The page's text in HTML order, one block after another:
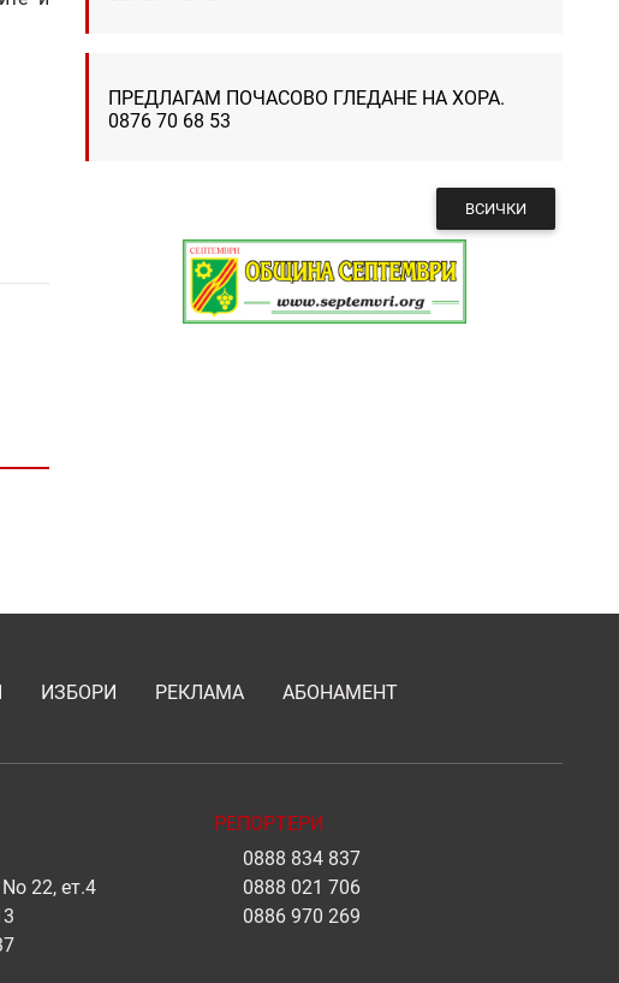
ПРЕДЛАГАМ ПОЧАСОВО ГЛЕДАНЕ НА ХОРА.
0876 70 68 53
ВСИЧКИ
ИЗБОРИ РЕКЛАМА АБОНАМЕНТ
22, ет.4
РЕПОРТЕРИ
0888 834 837
0888 021 706
0886 970 269